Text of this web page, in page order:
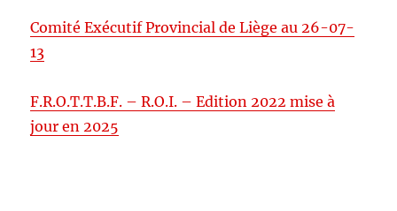
Comité Exécutif Provincial de Liège au 26-07-
13
F.R.O.T.T.B.F. – R.O.I. – Edition 2022 mise à
jour en 2025